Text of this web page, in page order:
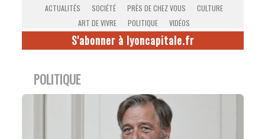
ACTUALITÉS SOCIÉTÉ PRÈS DE CHEZ VOUS
CULTURE
ART DE VIVRE
POLITIQUE VIDÉOS
S'abonner à lyoncapitale.fr
POLITIQUE